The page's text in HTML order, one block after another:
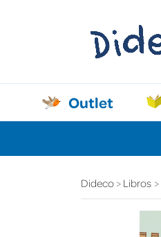
Outlet
Dideco Libros